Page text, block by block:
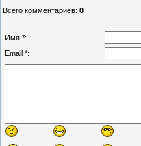
Всего комментариев: 0
Имя *:
Email *: